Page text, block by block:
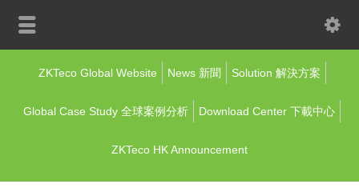
ZKTeco Global Website News 新聞 Solution 解決方案
Global Case Study 全球案例分析 Download Center 下載中心
ZKTeco HK Announcement